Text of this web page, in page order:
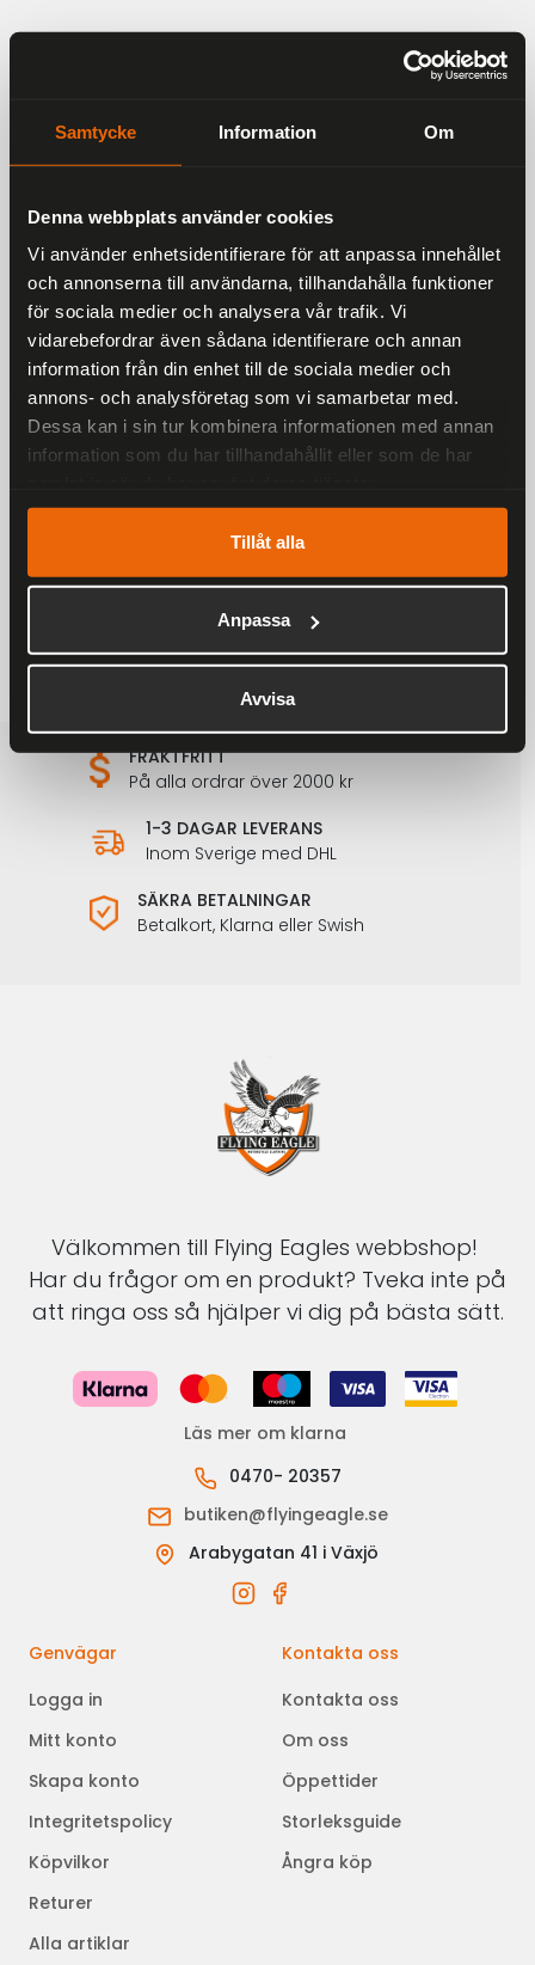
Samtycke Information Om
Denna webbplats använder cookies
Vi använder enhetsidentifierare för att anpassa innehållet
och annonserna till användarna, tillhandahålla funktioner
för sociala medier och analysera vår trafik. Vi
vidarebefordrar även sådana identifierare och annan
information från din enhet till de sociala medier och
annons- och analysföretag som vi samarbetar med.
Dessa kan i sin tur kombinera informationen med annan
information som du har tillhandahållit eller som de har
Tillåt alla
Anpassa
Avvisa
Liknande produkter
Andra har även tittat på
Rekommenderade produkter
25 %
FRAKTFRITT
På alla ordrar över 2000 kr
1-3 DAGAR LEVERANS
Inom Sverige med DHL
SÄKRA BETALNINGAR
Betalkort, Klarna eller Swish
Välkommen till Flying Eagles webbshop!
Har du frågor om en produkt? Tveka inte på
att ringa oss så hjälper vi dig på bästa sätt.
Läs mer om klarna
0470- 20357
butiken@flyingeagle.se
Arabygatan 41 i Växjö
Genvägar
Logga in
Mitt konto
Skapa konto
Integritetspolicy
Köpvilkor
Returer
Alla artiklar
Kontakta oss
Kontakta oss
Om oss
Öppettider
Storleksguide
Ångra köp